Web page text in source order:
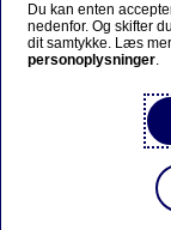
Der er
Olieprisen er
steget
Du kan enten
nedenfor. Og skifter
dit samtykke. Læs
personoplysninger.